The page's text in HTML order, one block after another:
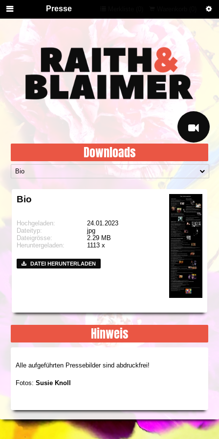
Presse
Downloads
Bio
Bio
Hochgeladen:
24.01.2023
Dateityp:
jpg
Dateigrösse:
2.29 MB
Heruntergeladen:
1113 x
DATEI HERUNTERLADEN
Hinweis
Alle aufgeführten Pressebilder sind abdruckfrei!
Fotos:Susie Knoll